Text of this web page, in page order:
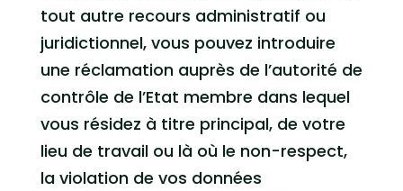
tout autre recours administratif ou
juridictionnel, vous pouvez introduire
une réclamation auprès de l’autorité de
contrôle de l’Etat membre dans lequel
vous résidez à titre principal, de votre
lieu de travail ou là où le non-respect,
la violation de vos données